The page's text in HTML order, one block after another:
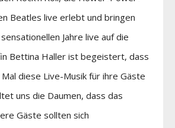
Beatles live erlebt und bringen
Jahre live auf die
Bettina Haller ist begeistert, dass
diese Live-Musik für ihre Gäste
uns die Daumen, dass das
Gäste sollten sich